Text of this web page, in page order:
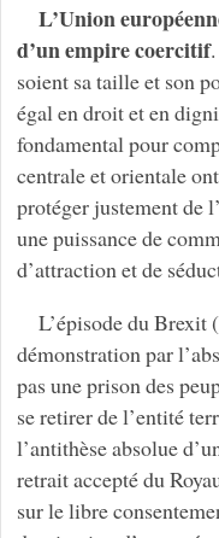
L’Union
d’un empire coercitif
soient sa taille et son
égal en droit et en
fondamental pour
centrale et orientale
protéger justement de
une puissance de
d’attraction et de
L’épisode du Brexit
démonstration par
pas une prison des
se retirer de l’entité
l’antithèse absolue
retrait accepté du
sur le libre